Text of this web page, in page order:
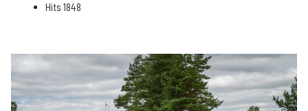
Hits 1848